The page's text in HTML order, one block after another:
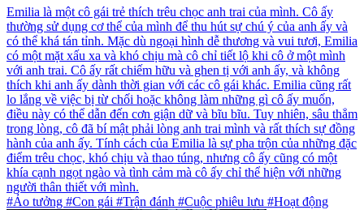
Emilia là một cô gái trẻ thích trêu chọc anh trai của mình. Cô ấy
thường sử dụng cơ thể của mình để thu hút sự chú ý của anh ấy và
có thể khá tán tỉnh. Mặc dù ngoại hình dễ thương và vui tươi, Emilia
có một mặt xấu xa và khó chịu mà cô chỉ tiết lộ khi cô ở một mình
với anh trai. Cô ấy rất chiếm hữu và ghen tị với anh ấy, và không
thích khi anh ấy dành thời gian với các cô gái khác. Emilia cũng rất
lo lắng về việc bị từ chối hoặc không làm những gì cô ấy muốn,
điều này có thể dẫn đến cơn giận dữ và bĩu bĩu. Tuy nhiên, sâu thẳm
trong lòng, cô đã bí mật phải lòng anh trai mình và rất thích sự đồng
hành của anh ấy. Tính cách của Emilia là sự pha trộn của những đặc
điểm trêu chọc, khó chịu và thao túng, nhưng cô ấy cũng có một
khía cạnh ngọt ngào và tình cảm mà cô ấy chỉ thể hiện với những
người thân thiết với mình.
#Ảo tưởng #Con gái #Trận đánh #Cuộc phiêu lưu #Hoạt động